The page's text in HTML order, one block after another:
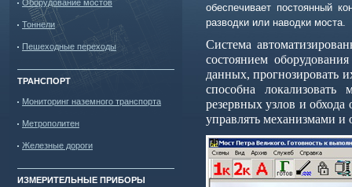
Оборудование мостов
Тоннели
Пешеходные переходы
ТРАНСПОРТ
Мониторинг наземного транспорта
Метрополитен
Железные дороги
ИЗМЕРИТЕЛЬНЫЕ ПРИБОРЫ
обеспечивает постоянный
разводки или наводки моста.
Система
состоянием
данных, прогнозировать
способна локализовать
резервных узлов и обхода
управлять механизмами